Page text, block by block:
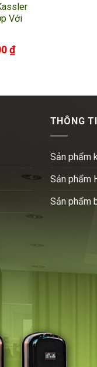
Với
₫
THÔNG
Sản phẩm
Sản phẩm
Sản phẩm